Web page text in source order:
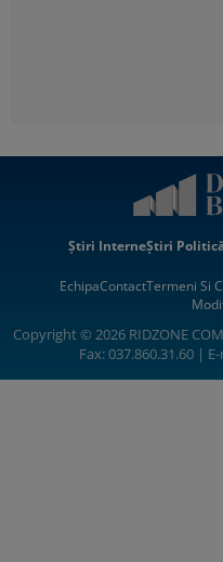
Știri InterneȘtiri
EchipaContactTermeni Si
Copyright © 2026 RIDZONE
Fax: 037.860.31.60 |